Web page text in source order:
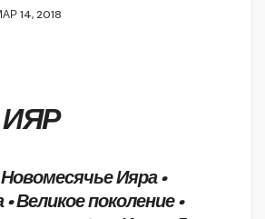
14, 2018
Ияра •
Великое поколение •